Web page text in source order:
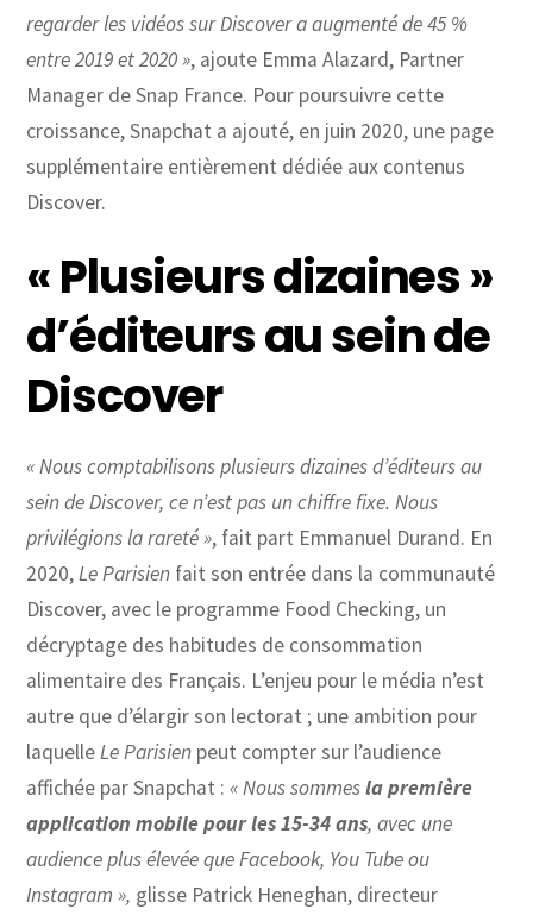
regarder les vidéos sur Discover a augmenté de 45 %
entre 2019 et 2020 », ajoute Emma Alazard, Partner
Manager de Snap France. Pour poursuivre cette
croissance, Snapchat a ajouté, en juin 2020, une page
supplémentaire entièrement dédiée aux contenus
Discover.
« Plusieurs dizaines »
d’éditeurs au sein de
Discover
« Nous comptabilisons plusieurs dizaines d’éditeurs au
sein de Discover, ce n’est pas un chiffre fixe. Nous
privilégions la rareté », fait part Emmanuel Durand. En
2020,Le Parisien fait son entrée dans la communauté
Discover, avec le programme Food Checking, un
décryptage des habitudes de consommation
alimentaire des Français. L’enjeu pour le média n’est
autre que d’élargir son lectorat ; une ambition pour
laquelleLe Parisien peut compter sur l’audience
affichée par Snapchat :«Nous sommesla première
application mobile pour les 15-34 ans, avec une
audienceplus élevée que Facebook, You Tube ou
Instagram », glisse Patrick Heneghan, directeur